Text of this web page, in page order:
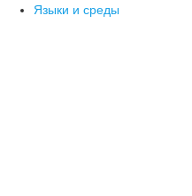
Языки и среды